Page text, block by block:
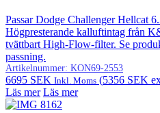
Passar Dodge Challenger Hellcat
Högpresterande kalluftintag från
tvättbart High-Flow-filter. Se
passning.
Artikelnummer: KON69-2553
6695 SEK Inkl. Moms (5356 SEK
Läs mer Läs mer